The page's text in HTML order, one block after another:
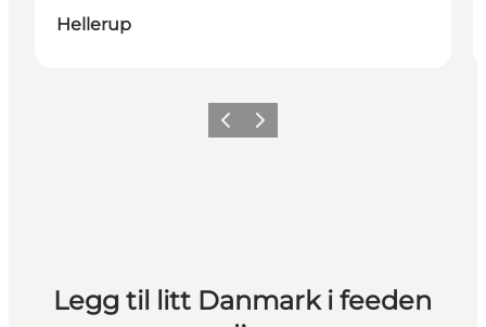
Hellerup
ForrigeNeste
Legg til litt Danmark i feeden